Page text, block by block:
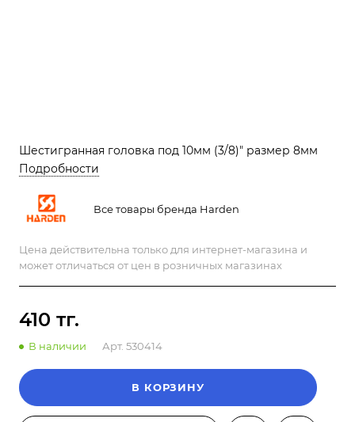
Шестигранная головка под 10мм (3/8)" размер 8мм
Подробности
Все товары бренда Harden
Цена действительна только для интернет-магазина и
может отличаться от цен в розничных магазинах
410 тг.
В наличии Арт. 530414
В КОРЗИНУ